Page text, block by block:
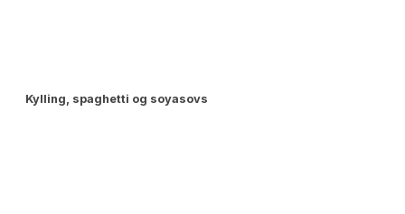
Kylling, spaghetti og soyasovs